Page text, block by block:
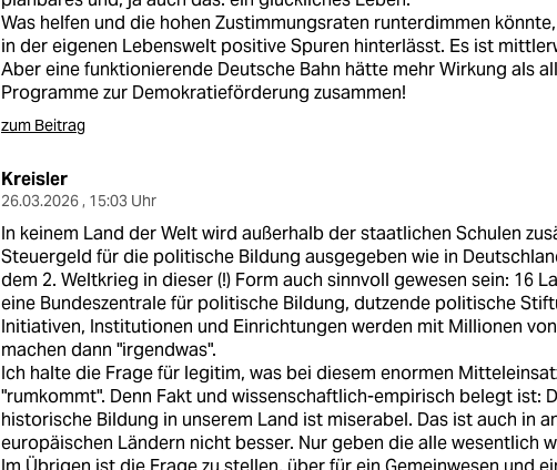
Was helfen und die hohen Zustimmungsraten runterdimmen
in der eigenen Lebenswelt positive Spuren hinterlässt. Es ist
Aber eine funktionierende Deutsche Bahn hätte mehr Wirkung als
Programme zur Demokratieförderung zusammen!
zum Beitrag
Kreisler
26.03.2026 , 15:03 Uhr
In keinem Land der Welt wird außerhalb der staatlichen Schulen
Steuergeld für die politische Bildung ausgegeben wie in
dem 2. Weltkrieg in dieser (!) Form auch sinnvoll gewesen sein: 16
eine Bundeszentrale für politische Bildung, dutzende politische
Initiativen, Institutionen und Einrichtungen werden mit Millionen
machen dann "irgendwas".
Ich halte die Frage für legitim, was bei diesem enormen
"rumkommt". Denn Fakt und wissenschaftlich-empirisch belegt ist:
historische Bildung in unserem Land ist miserabel. Das ist auch in
europäischen Ländern nicht besser. Nur geben die alle wesentlich